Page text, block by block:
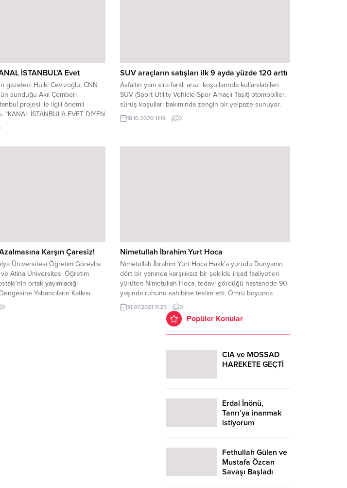
İSTANBUL’A Evet
gazeteci Hulki Cevizoğlu, CNN
sunduğu Akıl Çemberi
projesi ile ilgili önemli
İSTANBUL’A EVET DİYEN
İstanbul’a yapılması
önemini “Ben Kanal
SUV araçların satışları ilk 9 ayda yüzde 120 arttı
Asfaltın yanı sıra farklı arazi koşullarında kullanılabilen
SUV (Sport Utility Vehicle-Spor Amaçlı Taşıt) otomobiller,
sürüş koşulları bakımında zengin bir yelpaze sunuyor.
18.10.2020 11:19 0
Karşın Çaresiz!
Üniversitesi Öğretim Görevlisi
Atina Üniversitesi Öğretim
ortak yayımladığı
Yabancıların Katkısı
raporundan derlediği verilere
ölüm sayısının doğum
0
Nimetullah İbrahim Yurt Hoca
Nimetullah İbrahim Yurt Hoca Hakk’a yürüdü Dünyanın
dört bir yanında karşılıksız bir şekilde irşad faaliyetleri
yürüten Nimetullah Hoca, tedavi gördüğü hastanede 90
yaşında ruhunu sahibine teslim etti. Ömrü boyunca
İslâm’ı tebliğ etmek için 50’den fazla ülkeyi ziyaret eden
Nimetullah Hocanın tebliğleri neticesinde Avrupa ve
Japonya'daki binlerce insan İslam'la şereflenmişti.
31.07.2021 11:25 0
Popüler Konular
CIA ve MOSSAD
HAREKETE GEÇTİ
Erdal İnönü,
Tanrı’ya inanmak
istiyorum
Fethullah Gülen ve
Mustafa Özcan
Savaşı Başladı